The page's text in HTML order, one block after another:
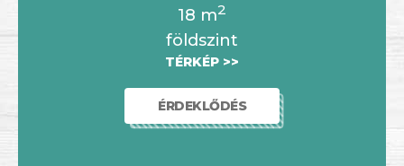
18 m2
földszint
TÉRKÉP >>
ÉRDEKLŐDÉS